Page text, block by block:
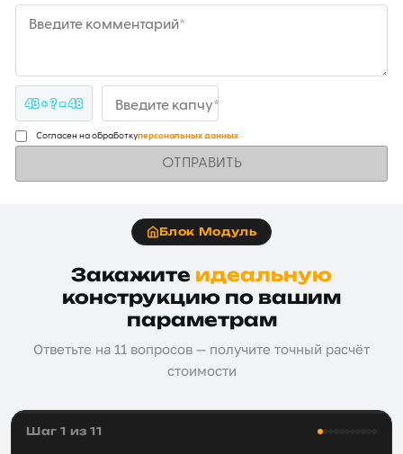
Введите комментарий*
43 + ? = 48 Введите капчу*
Согласен на обработкуперсональных данных
ОТПРАВИТЬ
Блок Модуль
Закажите идеальную
конструкцию по вашим
параметрам
Ответьте на 11 вопросов — получите точный расчёт
стоимости
Шаг 1 из 11